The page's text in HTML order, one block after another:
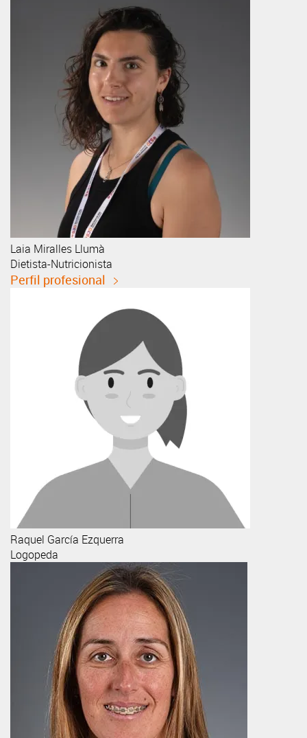
Laia Miralles Llumà
Dietista-Nutricionista
Perfil profesional
Raquel García Ezquerra
Logopeda